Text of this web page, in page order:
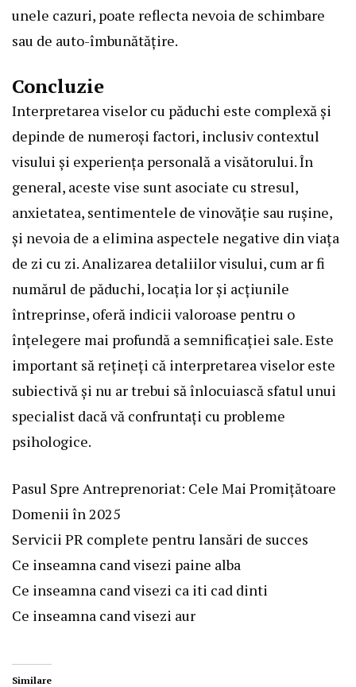
unele cazuri, poate reflecta nevoia de schimbare
sau de auto-îmbunătățire.
Concluzie
Interpretarea viselor cu păduchi este complexă și
depinde de numeroși factori, inclusiv contextul
visului și experiența personală a visătorului. În
general, aceste vise sunt asociate cu stresul,
anxietatea, sentimentele de vinovăție sau rușine,
și nevoia de a elimina aspectele negative din viața
de zi cu zi. Analizarea detaliilor visului, cum ar fi
numărul de păduchi, locația lor și acțiunile
întreprinse, oferă indicii valoroase pentru o
înțelegere mai profundă a semnificației sale. Este
important să rețineți că interpretarea viselor este
subiectivă și nu ar trebui să înlocuiască sfatul unui
specialist dacă vă confruntați cu probleme
psihologice.
Pasul Spre Antreprenoriat: Cele Mai Promițătoare
Domenii în 2025
Servicii PR complete pentru lansări de succes
Ce inseamna cand visezi paine alba
Ce inseamna cand visezi ca iti cad dinti
Ce inseamna cand visezi aur
Similare